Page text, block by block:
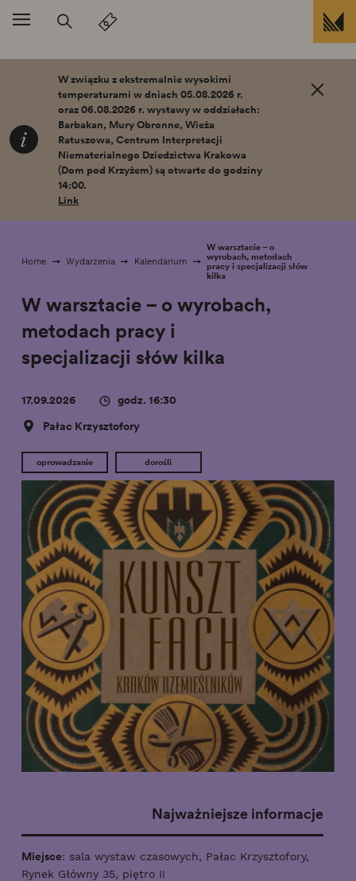
Przejdź do treści
W związku z ekstremalnie wysokimi
temperaturami w dniach 05.08.2026 r.
oraz 06.08.2026 r. wystawy w oddziałach:
Barbakan, Mury Obronne, Wieża
Ratuszowa, Centrum Interpretacji
Niematerialnego Dziedzictwa Krakowa
(Dom pod Krzyżem) są otwarte do godziny
14:00.
Link
Home Wydarzenia Kalendarium
W warsztacie – o
wyrobach, metodach
pracy i specjalizacji słów
kilka
W warsztacie – o wyrobach,
metodach pracy i
specjalizacji słów kilka
17.09.2026
godz. 16:30
Pałac Krzysztofory
oprowadzanie dorośli
Najważniejsze informacje
Miejsce: sala wystaw czasowych, Pałac Krzysztofory,
Rynek Główny 35, piętro II